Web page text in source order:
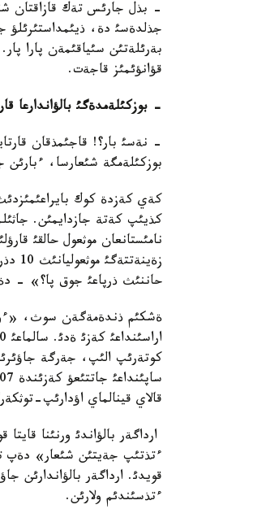
- بذل جارئس تةك قازاقتان
جذلدةسئ دة، ذيئمداستئرئلؤ
بةرئلةتئن سئياقئمةن پارا
قؤانؤئمئز قاجةت.
- بوزكئلةمدةگئ بالؤاندارعا
- نةسئ بار؟! قاجئمذقان
بوزكئلةمگة شئعارسا،
كةي كةزدة كوك
نامئستانعان موثعول حالقئ
حاننئث ذرپاعئ جوق پا؟» -
كوتةرئپ الئپ، جةرگة
قالاي قينالماي اؤدارئپ-
ارداگةر بالؤاندئ ورنئنا
ءتذتئپ جةيتئن شئعار» دةپ
قويدئ. ارداگةر بالؤاندارئن
ءتذسئندئم ولارئن.